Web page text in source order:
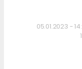
05.01.2023 -